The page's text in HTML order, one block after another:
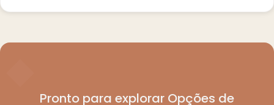
Pronto para explorar Opções de